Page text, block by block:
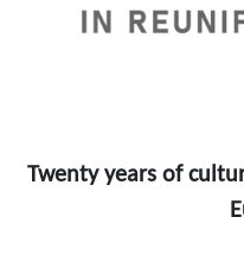
Twenty years of